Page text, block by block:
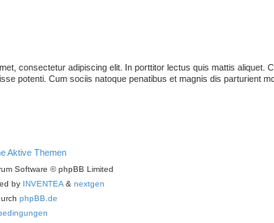
consectetur adipiscing elit. In porttitor lectus quis mattis
potenti. Cum sociis natoque penatibus et magnis dis parturient
Aktive Themen
Software © phpBB Limited
by INVENTEA & nextgen
phpBB.de